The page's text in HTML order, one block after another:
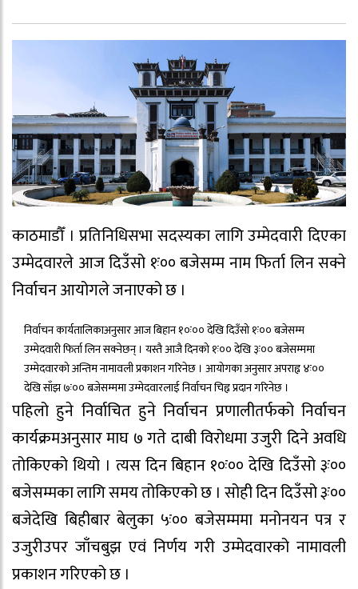
काठमाडौँ । प्रतिनिधिसभा सदस्यका लागि उम्मेदवारी दिएका
उम्मेदवारले आज दिउँसो १ः०० बजेसम्म नाम फिर्ता लिन सक्ने
निर्वाचन आयोगले जनाएको छ ।
निर्वाचन कार्यतालिकाअनुसार आज बिहान १०ः०० देखि दिउँसो १ः०० बजेसम्म
उम्मेदवारी फिर्ता लिन सक्नेछन् । यस्तै आजै दिनको १ः०० देखि ३ः०० बजेसम्ममा
उम्मेदवारको अन्तिम नामावली प्रकाशन गरिनेछ । आयोगका अनुसार अपराह्न ४ः००
देखि साँझ ७ः०० बजेसम्ममा उम्मेदवारलाई निर्वाचन चिह्न प्रदान गरिनेछ ।
पहिलो हुने निर्वाचित हुने निर्वाचन प्रणालीतर्फको निर्वाचन
कार्यक्रमअनुसार माघ ७ गते दाबी विरोधमा उजुरी दिने अवधि
तोकिएको थियो । त्यस दिन बिहान १०ः०० देखि दिउँसो ३ः००
बजेसम्मका लागि समय तोकिएको छ । सोही दिन दिउँसो ३ः००
बजेदेखि बिहीबार बेलुका ५ः०० बजेसम्ममा मनोनयन पत्र र
उजुरीउपर जाँचबुझ एवं निर्णय गरी उम्मेदवारको नामावली
प्रकाशन गरिएको छ ।